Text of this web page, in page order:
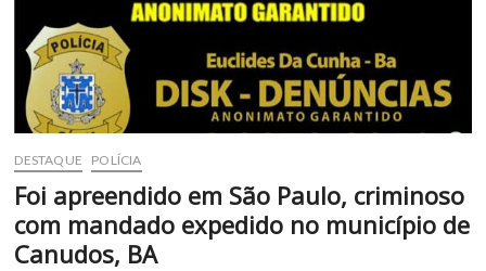
Cunha
DESTAQUE POLÍCIA
Foi apreendido em São Paulo, criminoso
com mandado expedido no município de
Canudos, BA